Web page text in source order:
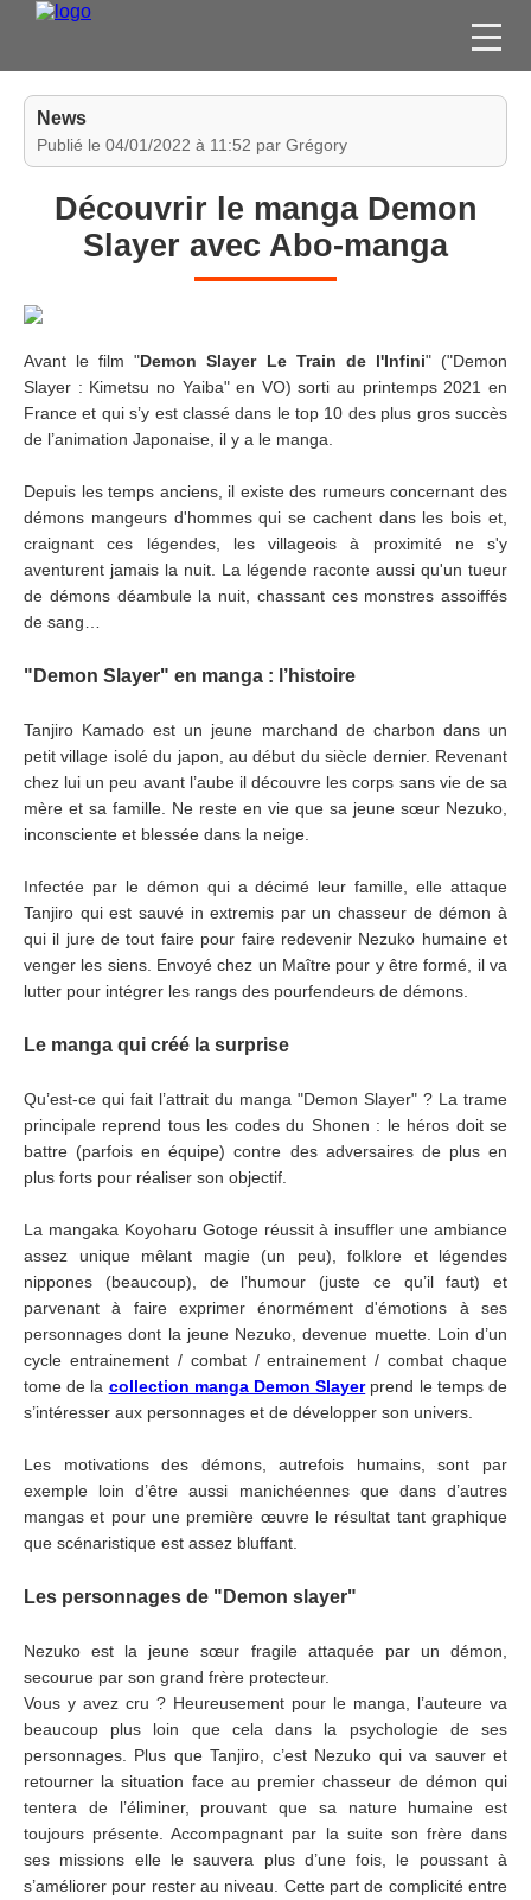
FILMS
JEUX VIDÉO
CONCOURS
ESPACE
MEMBRE
News
Publié le 04/01/2022 à 11:52 par Grégory
Découvrir le manga Demon
Slayer avec Abo-manga
Avant le film "Demon Slayer Le Train de l'Infini" ("Demon
Slayer : Kimetsu no Yaiba" en VO) sorti au printemps 2021 en
France et qui s’y est classé dans le top 10 des plus gros succès
de l’animation Japonaise, il y a le manga.
Depuis les temps anciens, il existe des rumeurs concernant des
démons mangeurs d'hommes qui se cachent dans les bois et,
craignant ces légendes, les villageois à proximité ne s'y
aventurent jamais la nuit. La légende raconte aussi qu'un tueur
de démons déambule la nuit, chassant ces monstres assoiffés
de sang…
"Demon Slayer" en manga : l’histoire
Tanjiro Kamado est un jeune marchand de charbon dans un
petit village isolé du japon, au début du siècle dernier. Revenant
chez lui un peu avant l’aube il découvre les corps sans vie de sa
mère et sa famille. Ne reste en vie que sa jeune sœur Nezuko,
inconsciente et blessée dans la neige.
Infectée par le démon qui a décimé leur famille, elle attaque
Tanjiro qui est sauvé in extremis par un chasseur de démon à
qui il jure de tout faire pour faire redevenir Nezuko humaine et
venger les siens. Envoyé chez un Maître pour y être formé, il va
lutter pour intégrer les rangs des pourfendeurs de démons.
Le manga qui créé la surprise
Qu’est-ce qui fait l’attrait du manga "Demon Slayer" ? La trame
principale reprend tous les codes du Shonen : le héros doit se
battre (parfois en équipe) contre des adversaires de plus en
plus forts pour réaliser son objectif.
La mangaka Koyoharu Gotoge réussit à insuffler une ambiance
assez unique mêlant magie (un peu), folklore et légendes
nippones (beaucoup), de l’humour (juste ce qu’il faut) et
parvenant à faire exprimer énormément d'émotions à ses
personnages dont la jeune Nezuko, devenue muette. Loin d’un
cycle entrainement / combat / entrainement / combat chaque
tome de la collection manga Demon Slayerprend le temps de
s’intéresser aux personnages et de développer son univers.
Les motivations des démons, autrefois humains, sont par
exemple loin d’être aussi manichéennes que dans d’autres
mangas et pour une première œuvre le résultat tant graphique
que scénaristique est assez bluffant.
Les personnages de "Demon slayer"
Nezuko est la jeune sœur fragile attaquée par un démon,
secourue par son grand frère protecteur.
Vous y avez cru ? Heureusement pour le manga, l’auteure va
beaucoup plus loin que cela dans la psychologie de ses
personnages. Plus que Tanjiro, c’est Nezuko qui va sauver et
retourner la situation face au premier chasseur de démon qui
tentera de l’éliminer, prouvant que sa nature humaine est
toujours présente. Accompagnant par la suite son frère dans
ses missions elle le sauvera plus d’une fois, le poussant à
s’améliorer pour rester au niveau. Cette part de complicité entre